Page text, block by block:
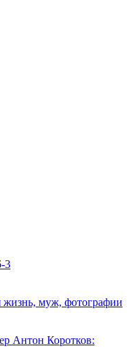
3
муж, фотографии
Антон Коротков: